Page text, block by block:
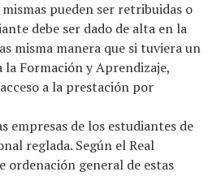
pueden ser retribuidas o
debe ser dado de alta en la
misma manera que si tuviera un
Formación y Aprendizaje,
a la prestación por
empresas de los estudiantes de
reglada. Según el Real
ordenación general de estas